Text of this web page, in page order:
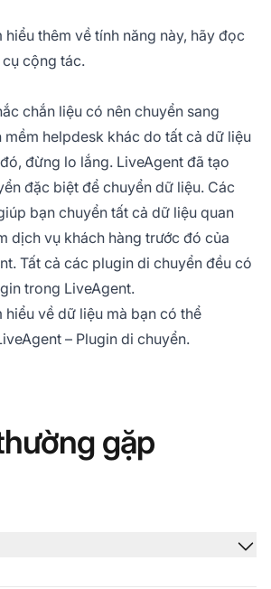
hiểu thêm về tính năng này, hãy đọc
cộng tác.
chắn liệu có nên chuyển sang
mềm helpdesk khác do tất cả dữ liệu
đừng lo lắng. LiveAgent đã tạo
đặc biệt để chuyển dữ liệu. Các
bạn chuyển tất cả dữ liệu quan
dịch vụ khách hàng trước đó của
Tất cả các plugin di chuyển đều có
trong LiveAgent.
hiểu về dữ liệu mà bạn có thể
– Plugin di chuyển.
gặp